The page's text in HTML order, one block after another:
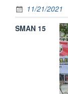
11/21/2021
SMAN 15